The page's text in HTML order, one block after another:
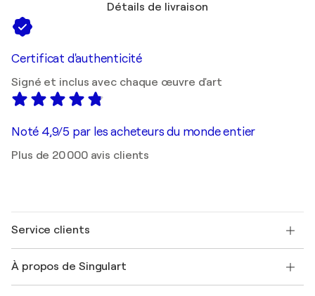
Détails de livraison
Certificat d'authenticité
Signé et inclus avec chaque œuvre d'art
Noté 4,9/5 par les acheteurs du monde entier
Plus de 20 000 avis clients
Service clients
Expédition
À propos de Singulart